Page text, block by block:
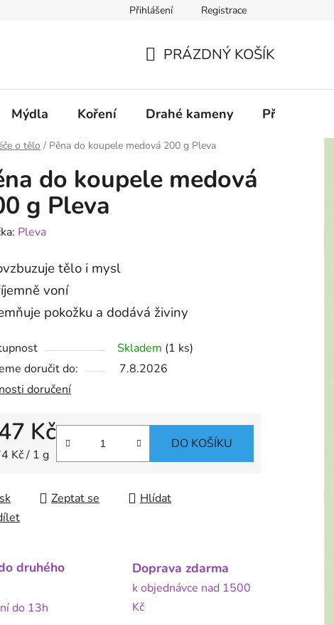
Přihlášení Registrace
KOŠÍK
PRÁZDNÝ KOŠÍK
Mýdla Koření Drahé kameny
o tělo / Pěna do koupele medová 200 g Pleva
do koupele medová
g Pleva
Pleva
tělo i mysl
voní
pokožku a dodává živiny
Skladem (1 ks)
doručit do:
7.8.2026
doručení
Kč
cena:
Kč / 1 g
DO KOŠÍKU
Zeptat se
Hlídat
druhého
do 13h
Doprava zdarma
k objednávce nad 1500
Kč